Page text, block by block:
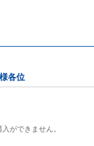
各位
ができません。